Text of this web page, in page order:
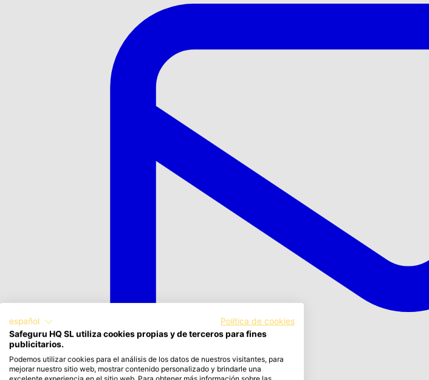
español
Política de cookies
Safeguru HQ SL utiliza cookies propias y de terceros para fines
publicitarios.
Podemos utilizar cookies para el análisis de los datos de nuestros visitantes, para
mejorar nuestro sitio web, mostrar contenido personalizado y brindarle una